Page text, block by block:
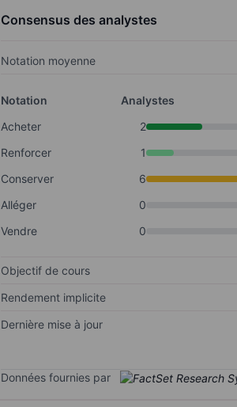
Consensus des analystes
Notation moyenne
Notation
Analystes
Acheter
2
Renforcer
1
Conserver
6
Alléger
0
Vendre
0
Objectif de cours
Rendement implicite
Dernière mise à jour
Données fournies par